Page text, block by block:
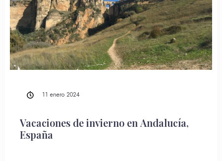
11 enero 2024
Vacaciones de invierno en Andalucía,
España